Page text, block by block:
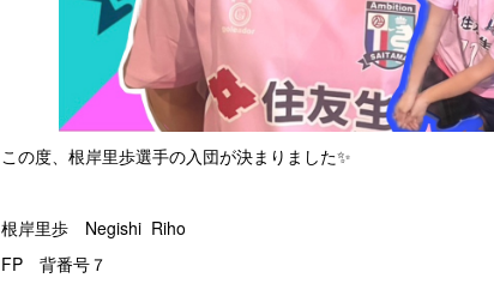
この度、根岸里歩選手の入団が決まりました✨
根岸里歩 Negishi Riho
FP 背番号７